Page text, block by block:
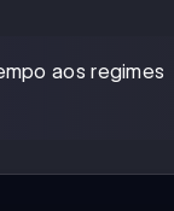
aos regimes